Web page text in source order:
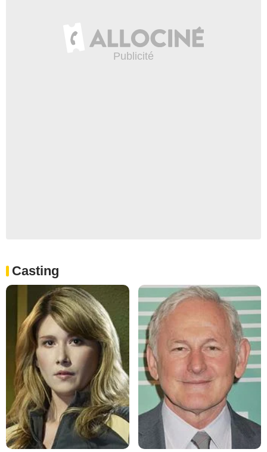
Casting